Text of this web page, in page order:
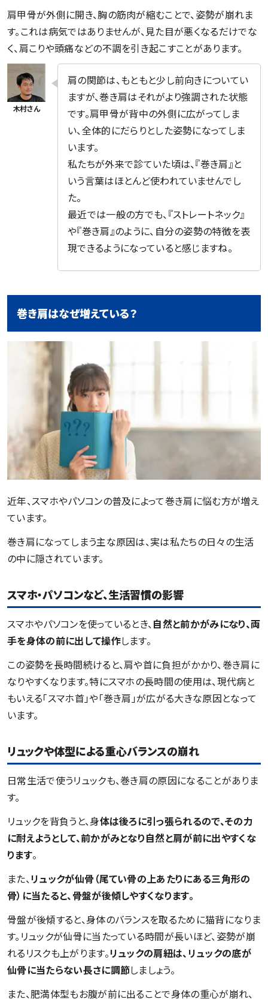
肩甲骨が外側に開き、胸の筋肉が縮むことで、姿勢が崩れま
す。これは病気ではありませんが、見た目が悪くなるだけでな
く、肩こりや頭痛などの不調を引き起こすことがあります。
肩の関節は、もともと少し前向きについてい
ますが、巻き肩はそれがより強調された状態
です。肩甲骨が背中の外側に広がってしま
い、全体的にだらりとした姿勢になってしま
います。
私たちが外来で診ていた頃は、『巻き肩』と
いう言葉はほとんど使われていませんでし
た。
最近では一般の方でも、『ストレートネック』
や『巻き肩』のように、自分の姿勢の特徴を表
現できるようになっていると感じますね。
巻き肩はなぜ増えている？
近年、スマホやパソコンの普及によって巻き肩に悩む方が増え
ています。
巻き肩になってしまう主な原因は、実は私たちの日々の生活
の中に隠されています。
スマホ・パソコンなど、生活習慣の影響
スマホやパソコンを使っているとき、自然と前かがみになり、両
手を身体の前に出して操作します。
この姿勢を長時間続けると、肩や首に負担がかかり、巻き肩に
なりやすくなります。特にスマホの長時間の使用は、現代病と
もいえる「スマホ首」や「巻き肩」が広がる大きな原因となって
います。
リュックや体型による重心バランスの崩れ
日常生活で使うリュックも、巻き肩の原因になることがありま
す。
リュックを背負うと、身体は後ろに引っ張られるので、その力
に耐えようとして、前かがみとなり自然と肩が前に出やすくな
ります。
また、リュックが仙骨（尾てい骨の上あたりにある三角形の
骨）に当たると、骨盤が後傾しやすくなります。
骨盤が後傾すると、身体のバランスを取るために猫背になりま
す。リュックが仙骨に当たっている時間が長いほど、姿勢が崩
れるリスクも上がります。リュックの肩紐は、リュックの底が
仙骨に当たらない長さに調節しましょう。
また、肥満体型もお腹が前に出ることで身体の重心が崩れ、